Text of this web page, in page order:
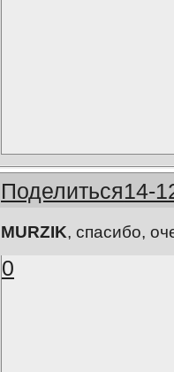
Поделиться14-
MURZIK, спасибо,
0